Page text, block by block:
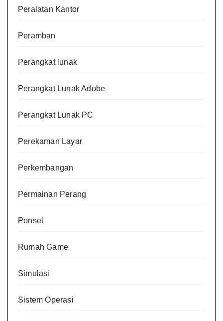
Peralatan Kantor
Peramban
Perangkat lunak
Perangkat Lunak Adobe
Perangkat Lunak PC
Perekaman Layar
Perkembangan
Permainan Perang
Ponsel
Rumah Game
Simulasi
Sistem Operasi